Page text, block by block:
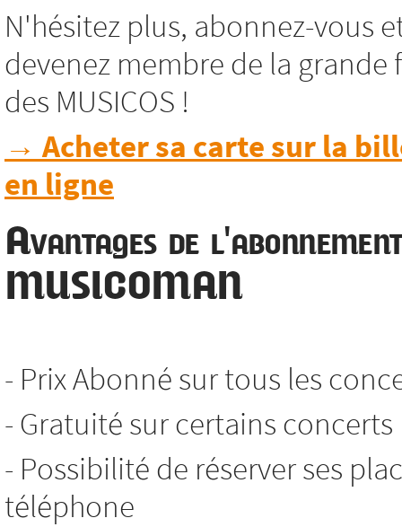
N'hésitez plus, abonnez-vous
devenez membre de la grande
des MUSICOS !
→ Acheter sa carte sur la
en ligne
Avantages de l'abonnement
MUSICOMAN
- Prix Abonné sur tous les
- Gratuité sur certains concerts
- Possibilité de réserver ses
téléphone